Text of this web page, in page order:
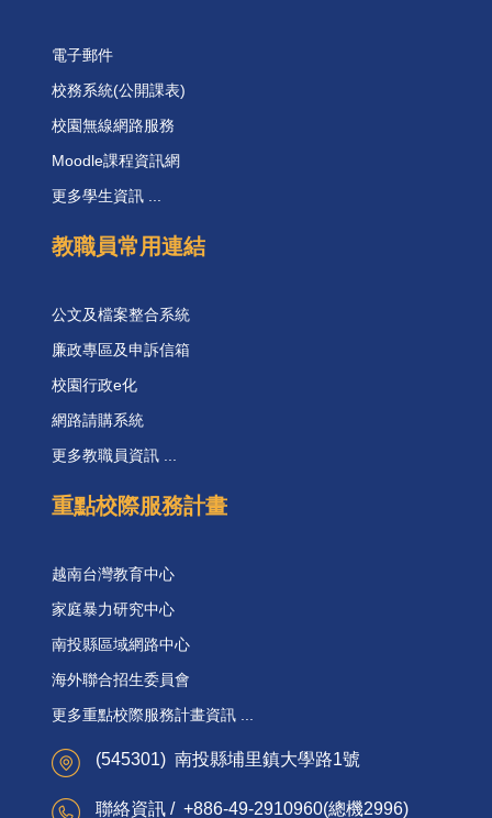
電子郵件
校務系統(公開課表)
校園無線網路服務
Moodle課程資訊網
更多學生資訊 ...
教職員常用連結
公文及檔案整合系統
廉政專區及申訴信箱
校園行政e化
網路請購系統
更多教職員資訊 ...
重點校際服務計畫
越南台灣教育中心
家庭暴力研究中心
南投縣區域網路中心
海外聯合招生委員會
更多重點校際服務計畫資訊 ...
(545301) 南投縣埔里鎮大學路1號
聯絡資訊 / +886-49-2910960(總機2996)